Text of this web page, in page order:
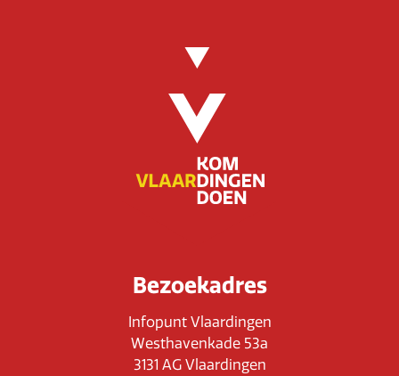
Bezoekadres
Infopunt Vlaardingen
Westhavenkade 53a
3131 AG Vlaardingen